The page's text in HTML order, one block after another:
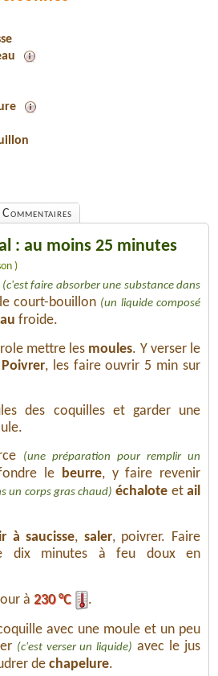
Commentaires
: au moins 25 minutes
)
(c'est faire absorber une substance dans
le court-bouillon (un liquide composé
froide.
mettre les moules. Y verser le
Poivrer, les faire ouvrir 5 min sur
des coquilles et garder une
(une préparation pour remplir un
le beurre, y faire revenir
un corps gras chaud) échalote etail
à saucisse, saler, poivrer. Faire
dix minutes à feu doux en
à 230 °C .
avec une moule et un peu
(c'est verser un liquide) avec le jus
de chapelure.